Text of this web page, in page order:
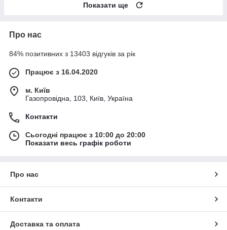
Показати ще
Про нас
84% позитивних з 13403 відгуків за рік
Працює з 16.04.2020
м. Київ
Газопровідна, 103, Київ, Україна
Контакти
Сьогодні працює з 10:00 до 20:00
Показати весь графік роботи
Про нас
Контакти
Доставка та оплата